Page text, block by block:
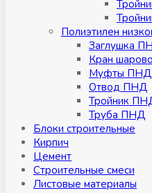
Полиэтилен
Заглушка
Кран
Муфты ПНД
Отвод ПНД
Тройник
Труба ПНД
Блоки строительные
Кирпич
Цемент
Строительные смеси
Листовые материалы